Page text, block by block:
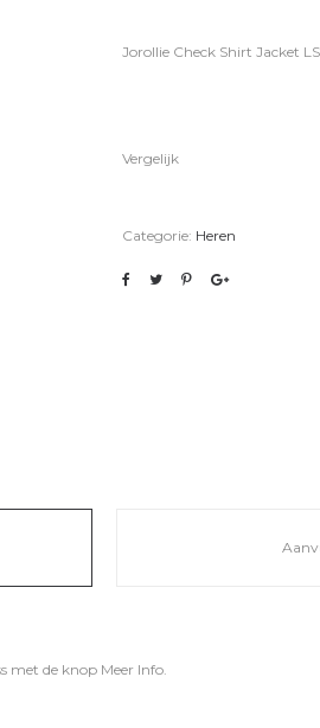
Jorollie Check Shirt Jacket
Vergelijk
Categorie: Heren
met de knop Meer Info.